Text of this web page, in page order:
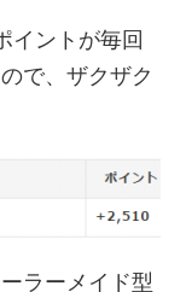
イントが毎回
で、ザクザク
ラーメイド型